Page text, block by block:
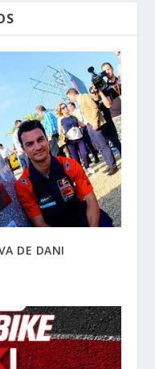
DE DANI